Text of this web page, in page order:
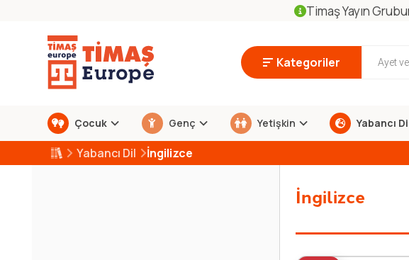
Timaş Yayın
Kategoriler
Çocuk Genç Yetişkin Yabancı
Yabancı Dil İngilizce
İngilizce